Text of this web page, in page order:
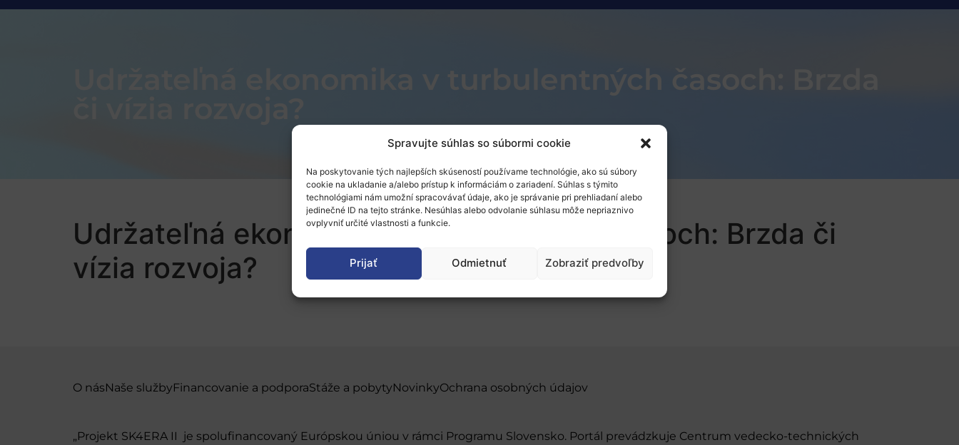
Spravujte súhlas so súbormi cookie
Na poskytovanie tých najlepších skúseností používame technológie, ako sú súbory
cookie na ukladanie a/alebo prístup k informáciám o zariadení. Súhlas s týmito
technológiami nám umožní spracovávať údaje, ako je správanie pri prehliadaní alebo
jedinečné ID na tejto stránke. Nesúhlas alebo odvolanie súhlasu môže nepriaznivo
ovplyvniť určité vlastnosti a funkcie.
Prijať Odmietnuť Zobraziť predvoľby
Udržateľná ekonomika v turbulentných časoch: Brzda
Udržateľná ekonomika v turbulentných časoch: Brzda či
vízia rozvoja?
O násNaše službyFinancovanie a podporaStáže a pobytyNovinkyOchrana osobných údajov
„Projekt SK4ERA II je spolufinancovaný Európskou úniou v rámci Programu Slovensko. Portál prevádzkuje Centrum vedecko-technických